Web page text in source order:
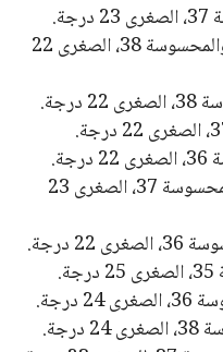
العاصمة الجديدة: العظمى 36، والمحسوسة 38، الصغرى 22
وادي النطرون: العظمى 35، والمحسوسة 37، الصغرى 23